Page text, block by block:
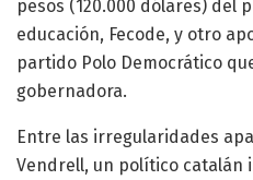
pesos (120.000 dólares) del
educación, Fecode, y otro
partido Polo Democrático
gobernadora.
Entre las irregularidades
Vendrell, un político catalán